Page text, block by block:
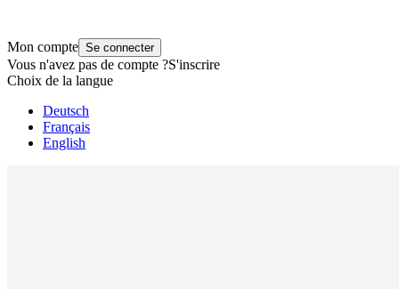
Mon compte Se connecter
Vous n'avez pas de compte ?S'inscrire
Choix de la langue
Deutsch
Français
English